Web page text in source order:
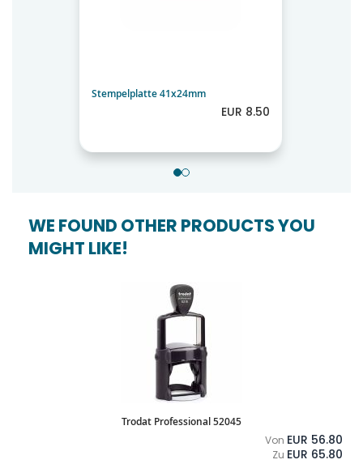
Stempelplatte 41x24mm
EUR 8.50
WE FOUND OTHER PRODUCTS YOU
MIGHT LIKE!
Trodat Professional 52045
Von EUR 56.80
Zu EUR 65.80